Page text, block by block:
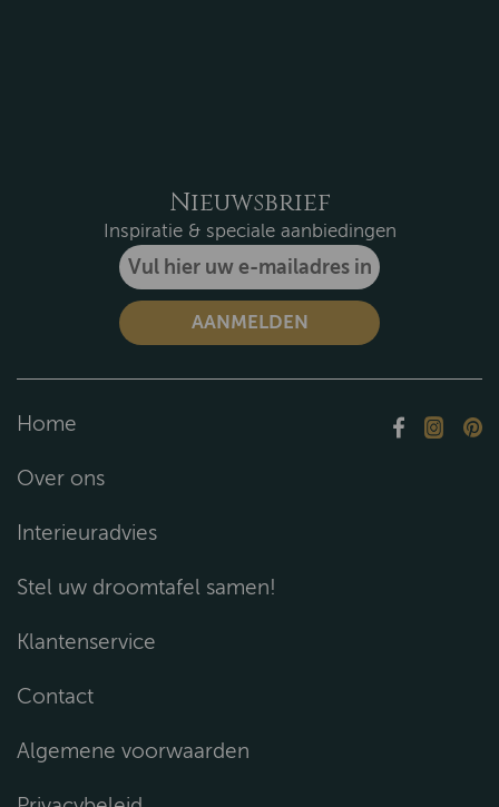
Nieuwsbrief
Inspiratie & speciale aanbiedingen
Home
Over ons
Interieuradvies
Stel uw droomtafel samen!
Klantenservice
Contact
Algemene voorwaarden